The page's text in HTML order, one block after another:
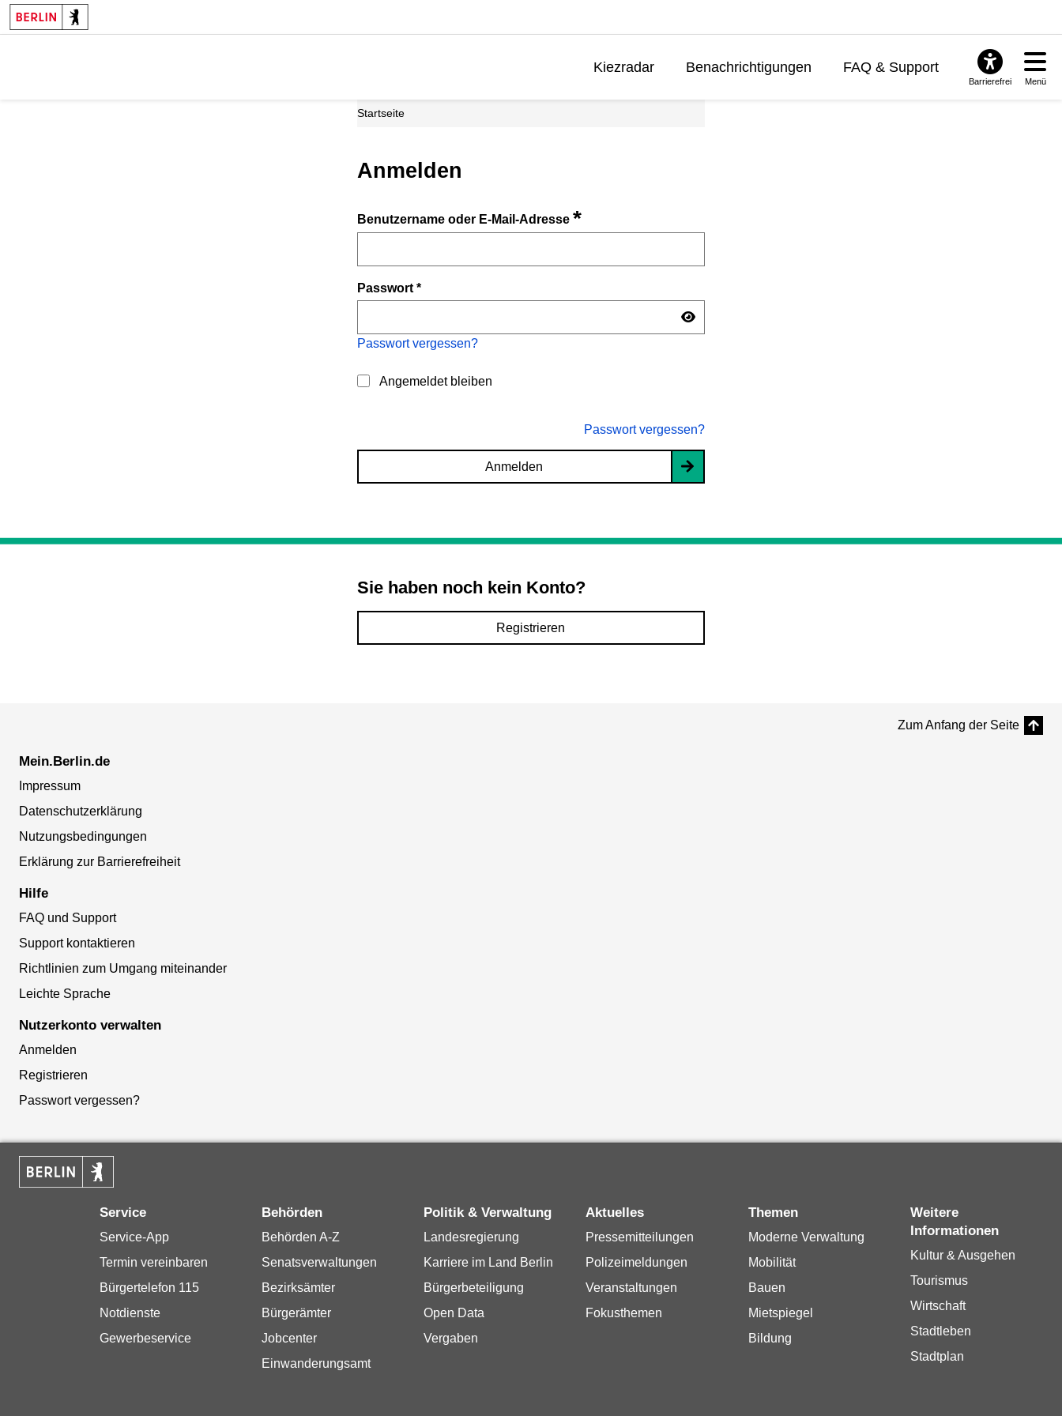
Kiezradar Benachrichtigungen FAQ & Support
Barrierefrei Menü
Startseite
Anmelden
Benutzername oder E-Mail-Adresse*
Passwort*
Passwort vergessen?
Angemeldet bleiben
Passwort vergessen?
Anmelden
Sie haben noch kein Konto?
Registrieren
Zum Anfang der Seite
Mein.Berlin.de
Impressum
Datenschutzerklärung
Nutzungsbedingungen
Erklärung zur Barrierefreiheit
Hilfe
FAQ und Support
Support kontaktieren
Richtlinien zum Umgang miteinander
Leichte Sprache
Nutzerkonto verwalten
Anmelden
Registrieren
Passwort vergessen?
Service
Service-App
Termin vereinbaren
Bürgertelefon 115
Notdienste
Gewerbeservice
Behörden
Behörden A-Z
Senatsverwaltungen
Bezirksämter
Bürgerämter
Jobcenter
Einwanderungsamt
Politik & Verwaltung
Landesregierung
Karriere im Land Berlin
Bürgerbeteiligung
Open Data
Vergaben
Aktuelles
Pressemitteilungen
Polizeimeldungen
Veranstaltungen
Fokusthemen
Themen
Moderne Verwaltung
Mobilität
Bauen
Mietspiegel
Bildung
Weitere
Informationen
Kultur & Ausgehen
Tourismus
Wirtschaft
Stadtleben
Stadtplan